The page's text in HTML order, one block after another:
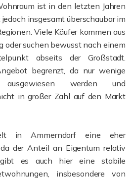
ist in den letzten Jahren
insgesamt überschaubar im
Viele Käufer kommen aus
oder suchen bewusst nach einem
abseits der Großstadt.
begrenzt, da nur wenige
werden und
in großer Zahl auf den Markt
in Ammerndorf eine eher
der Anteil an Eigentum relativ
es auch hier eine stabile
insbesondere von